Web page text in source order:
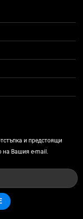
и предстоящи
на Вашия e-mail.